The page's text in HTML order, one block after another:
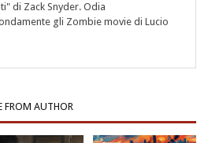
di Zack Snyder. Odia
gli Zombie movie di Lucio
FROM AUTHOR